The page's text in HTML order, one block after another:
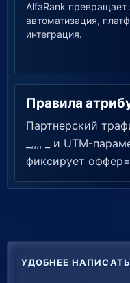
AlfaRank
автоматизация,
интеграция.
Правила
Партнерский
_,,,, _ и UTM-
фиксирует оффер=
УДОБНЕЕ